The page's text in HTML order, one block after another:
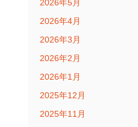
2026年5月
2026年4月
2026年3月
2026年2月
2026年1月
2025年12月
2025年11月